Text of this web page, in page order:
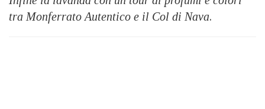
tra Monferrato Autentico e il Col di Nava.